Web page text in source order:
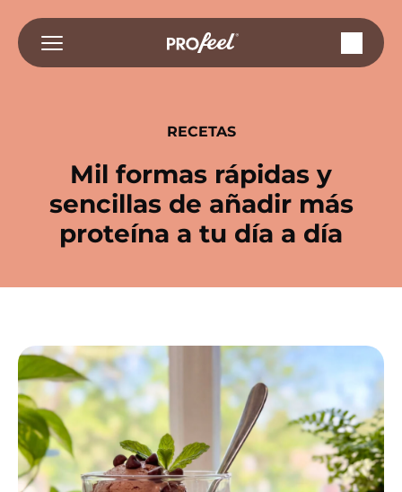
contenido
RECETAS
Mil formas rápidas y
sencillas de añadir más
proteína a tu día a día